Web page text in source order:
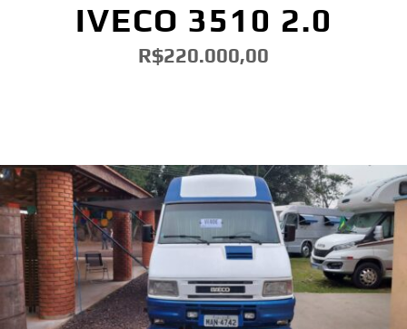
IVECO 3510 2.0
R$220.000,00